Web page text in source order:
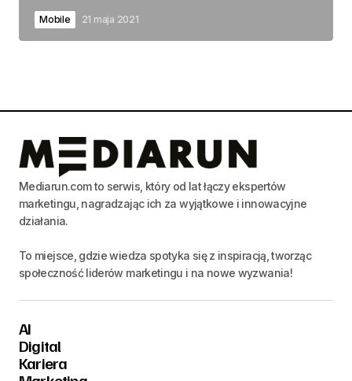
Mobile 21 maja 2021
Mediarun.com to serwis, który od lat łączy ekspertów
marketingu, nagradzając ich za wyjątkowe i innowacyjne
działania.
To miejsce, gdzie wiedza spotyka się z inspiracją, tworząc
społeczność liderów marketingu i na nowe wyzwania!
AI
Digital
Kariera